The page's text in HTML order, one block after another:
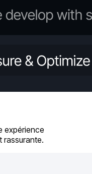
expérience
rassurante.